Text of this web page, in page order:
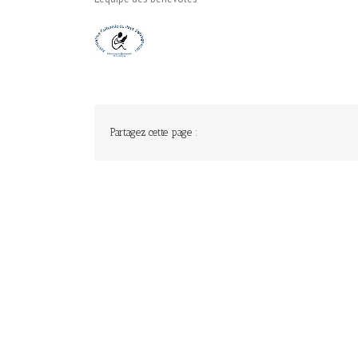
Partagez cette page :